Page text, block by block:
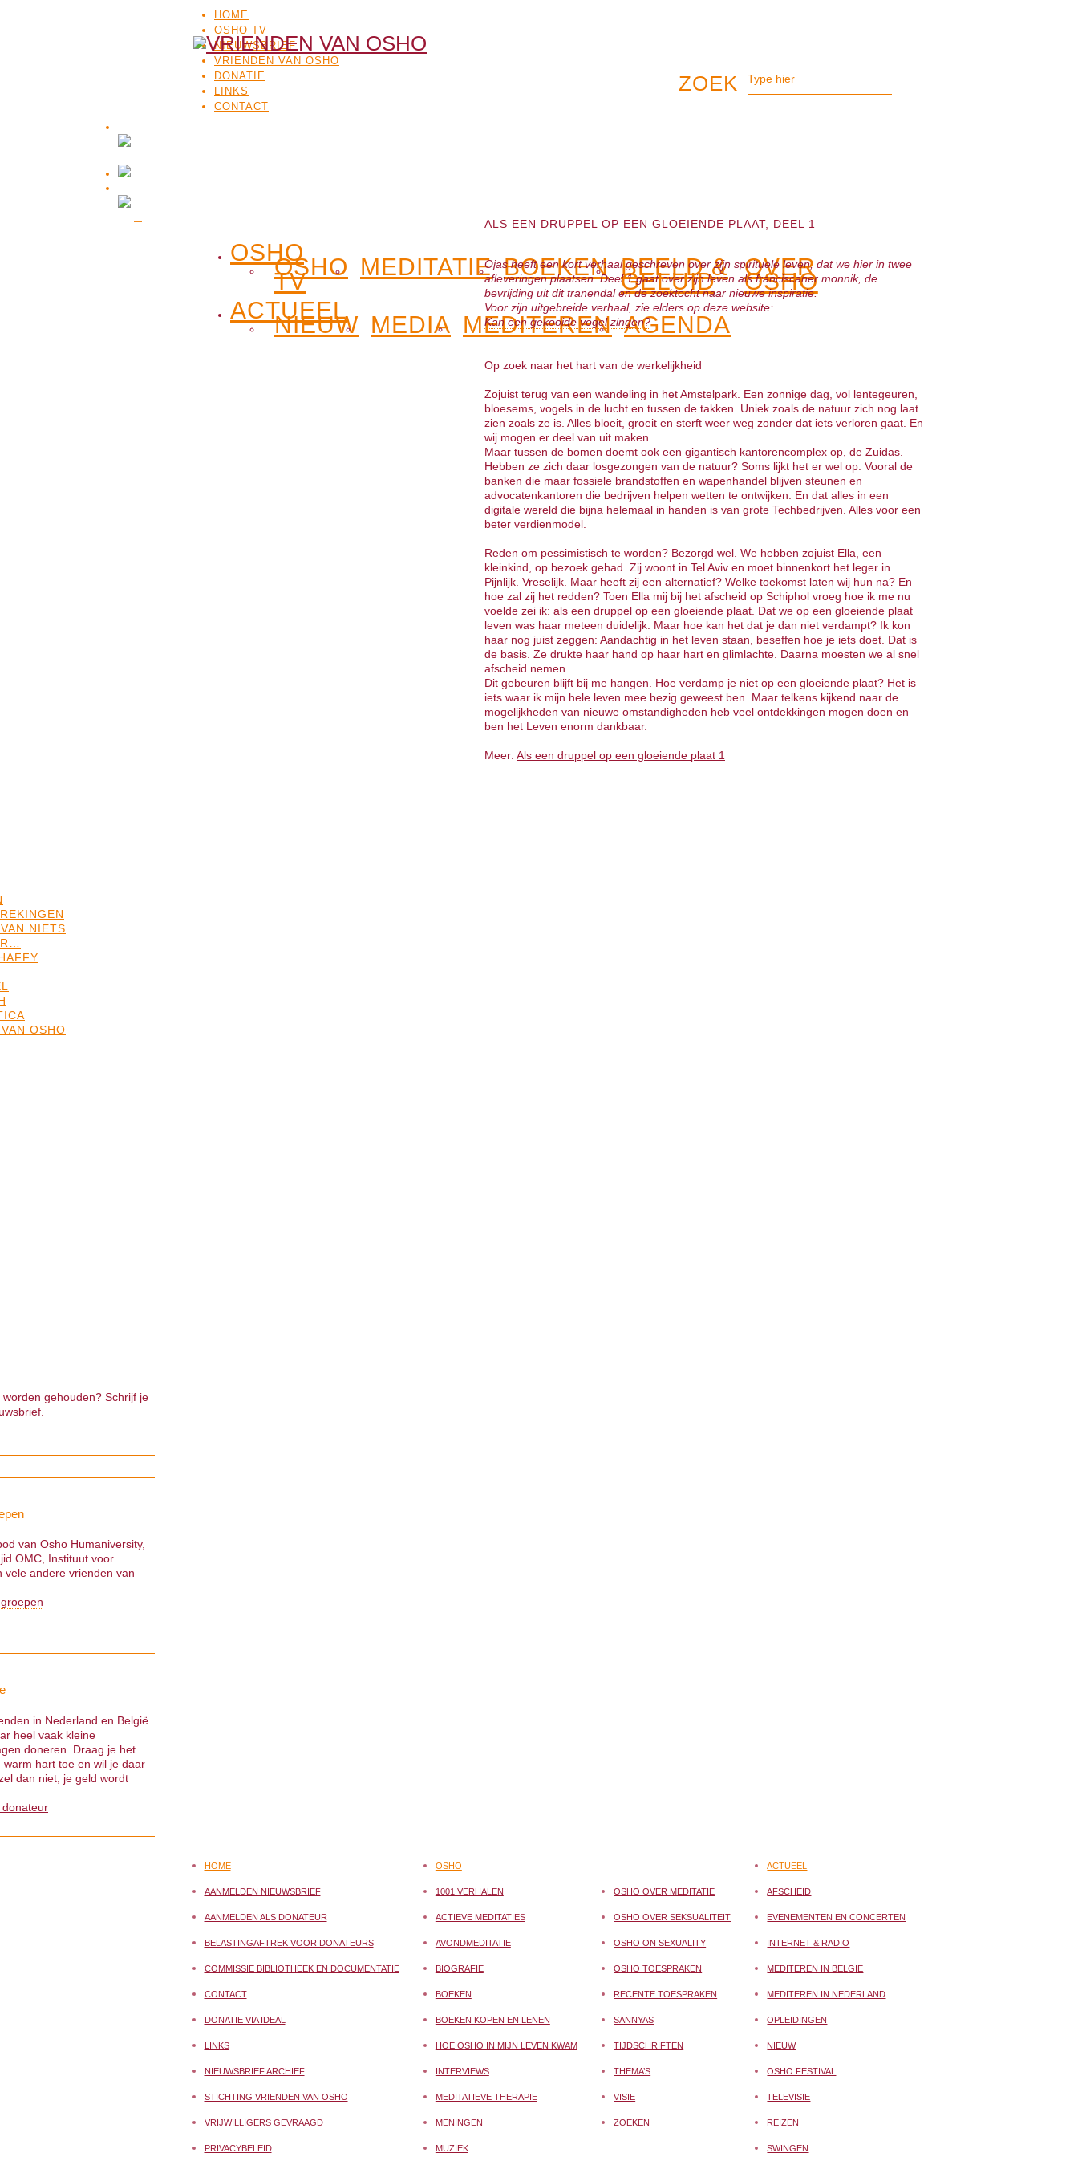
HOME
OSHO TV
NIEUWSBRIEF
VRIENDEN VAN OSHO
DONATIE
LINKS
CONTACT
OSHO
OSHO
TV
MEDITATIE BOEKEN BEELD &
GELUID
OVER
OSHO
ACTUEEL
NIEUW MEDIA MEDITEREN AGENDA
ALS EEN DRUPPEL OP EEN GLOEIENDE PLAAT, DEEL 1
Ojas heeft een kort verhaal geschreven over zijn spirituele leven, dat we hier in twee
afleveringen plaatsen. Deel 1 gaat over zijn leven als franciscaner monnik, de
bevrijding uit dit tranendal en de zoektocht naar nieuwe inspiratie.
Voor zijn uitgebreide verhaal, zie elders op deze website:
Kan een gekooide vogel zingen?
Op zoek naar het hart van de werkelijkheid
Zojuist terug van een wandeling in het Amstelpark. Een zonnige dag, vol lentegeuren,
bloesems, vogels in de lucht en tussen de takken. Uniek zoals de natuur zich nog laat
zien zoals ze is. Alles bloeit, groeit en sterft weer weg zonder dat iets verloren gaat. En
wij mogen er deel van uit maken.
Maar tussen de bomen doemt ook een gigantisch kantorencomplex op, de Zuidas.
Hebben ze zich daar losgezongen van de natuur? Soms lijkt het er wel op. Vooral de
banken die maar fossiele brandstoffen en wapenhandel blijven steunen en
advocatenkantoren die bedrijven helpen wetten te ontwijken. En dat alles in een
digitale wereld die bijna helemaal in handen is van grote Techbedrijven. Alles voor een
beter verdienmodel.
Reden om pessimistisch te worden? Bezorgd wel. We hebben zojuist Ella, een
kleinkind, op bezoek gehad. Zij woont in Tel Aviv en moet binnenkort het leger in.
Pijnlijk. Vreselijk. Maar heeft zij een alternatief? Welke toekomst laten wij hun na? En
hoe zal zij het redden? Toen Ella mij bij het afscheid op Schiphol vroeg hoe ik me nu
voelde zei ik: als een druppel op een gloeiende plaat. Dat we op een gloeiende plaat
leven was haar meteen duidelijk. Maar hoe kan het dat je dan niet verdampt? Ik kon
haar nog juist zeggen: Aandachtig in het leven staan, beseffen hoe je iets doet. Dat is
de basis. Ze drukte haar hand op haar hart en glimlachte. Daarna moesten we al snel
afscheid nemen.
Dit gebeuren blijft bij me hangen. Hoe verdamp je niet op een gloeiende plaat? Het is
iets waar ik mijn hele leven mee bezig geweest ben. Maar telkens kijkend naar de
mogelijkheden van nieuwe omstandigheden heb veel ontdekkingen mogen doen en
ben het Leven enorm dankbaar.
Meer: Als een druppel op een gloeiende plaat 1
NIETS
OSHO
gehouden? Schrijf je
van Osho Humaniversity,
OMC, Instituut voor
vele andere vrienden van
in Nederland en België
heel vaak kleine
doneren. Draag je het
hart toe en wil je daar
dan niet, je geld wordt
HOME
AANMELDEN NIEUWSBRIEF
AANMELDEN ALS DONATEUR
BELASTINGAFTREK VOOR DONATEURS
COMMISSIE BIBLIOTHEEK EN DOCUMENTATIE
CONTACT
DONATIE VIA IDEAL
LINKS
NIEUWSBRIEF ARCHIEF
STICHTING VRIENDEN VAN OSHO
VRIJWILLIGERS GEVRAAGD
PRIVACYBELEID
OSHO
1001 VERHALEN
ACTIEVE MEDITATIES
AVONDMEDITATIE
BIOGRAFIE
BOEKEN
BOEKEN KOPEN EN LENEN
HOE OSHO IN MIJN LEVEN KWAM
INTERVIEWS
MEDITATIEVE THERAPIE
MENINGEN
MUZIEK
OSHO OVER MEDITATIE
OSHO OVER SEKSUALITEIT
OSHO ON SEXUALITY
OSHO TOESPRAKEN
RECENTE TOESPRAKEN
SANNYAS
TIJDSCHRIFTEN
THEMA’S
VISIE
ZOEKEN
ACTUEEL
AFSCHEID
EVENEMENTEN EN CONCERTEN
INTERNET & RADIO
MEDITEREN IN BELGIË
MEDITEREN IN NEDERLAND
OPLEIDINGEN
NIEUW
OSHO FESTIVAL
TELEVISIE
REIZEN
SWINGEN